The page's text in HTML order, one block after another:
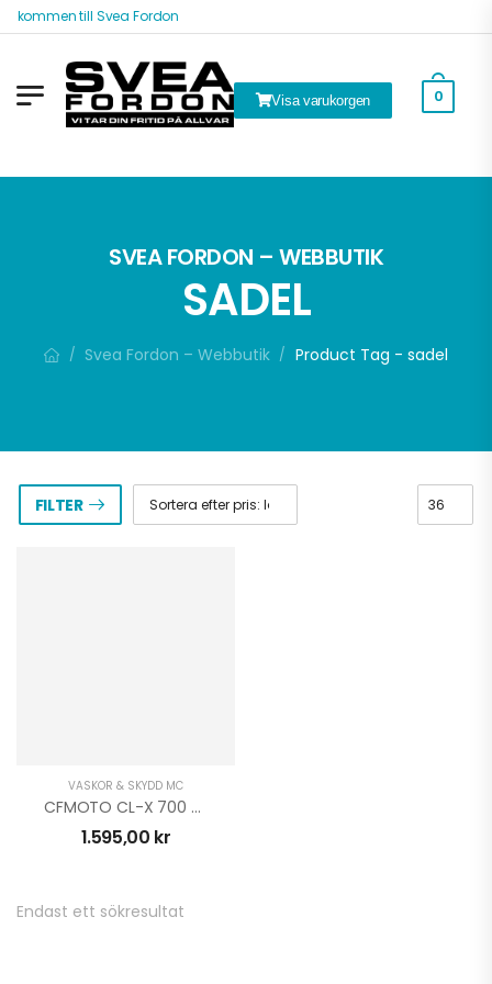
till Svea Fordon
Visa varukorgen 0
SVEA FORDON – WEBBUTIK
SADEL
/ Svea Fordon – Webbutik / Product Tag - sadel
FILTER
VÄSKOR & SKYDD MC
CFMOTO CL-X 700 Comfort Sadel
1.595,00 kr
Endast ett sökresultat